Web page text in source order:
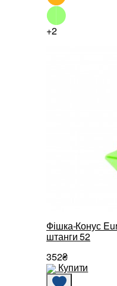
+2
Фішка-Конус
штанги 52
352₴
Купити